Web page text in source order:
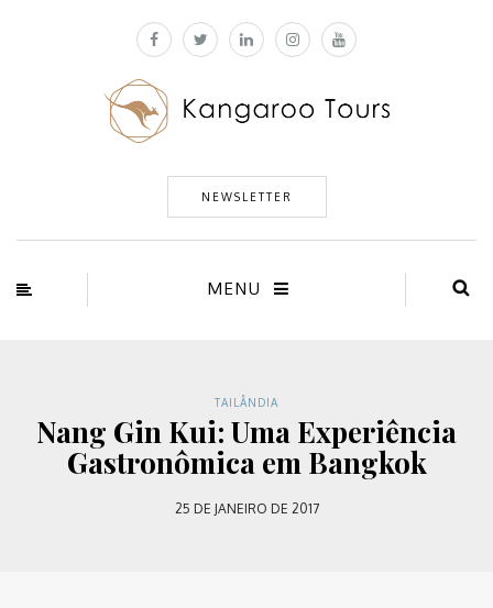
NEWSLETTER
MENU
TAILÂNDIA
Nang Gin Kui: Uma Experiência
Gastronômica em Bangkok
25 DE JANEIRO DE 2017